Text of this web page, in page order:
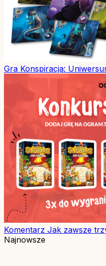
Gra Konspiracja:
Komentarz Jak zawsze
Najnowsze